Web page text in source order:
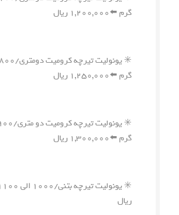
گرم ⬅️۱,۲۰۰,۰۰۰ ریال
گرم ⬅️۱,۲۵۰,۰۰۰ ریال
گرم ⬅️۱,۳۰۰,۰۰۰ ریال
ریال